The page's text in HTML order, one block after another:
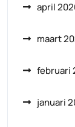
april
maart
februari
januari